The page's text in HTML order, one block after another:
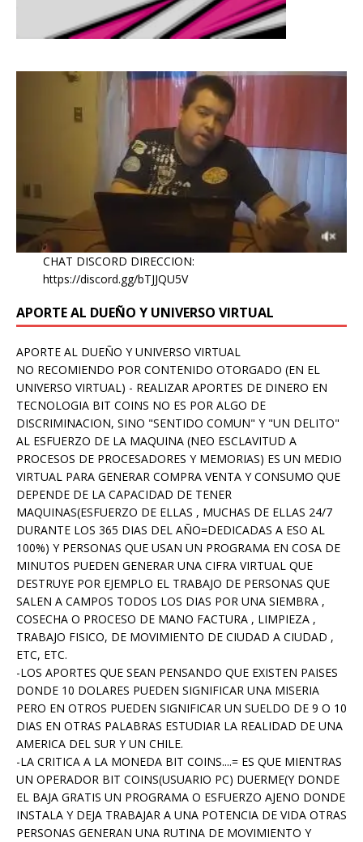
CHAT DISCORD DIRECCION:
https://discord.gg/bTJJQU5V
APORTE AL DUEÑO Y UNIVERSO VIRTUAL
APORTE AL DUEÑO Y UNIVERSO VIRTUAL
NO RECOMIENDO POR CONTENIDO OTORGADO (EN EL
UNIVERSO VIRTUAL) - REALIZAR APORTES DE DINERO EN
TECNOLOGIA BIT COINS NO ES POR ALGO DE
DISCRIMINACION, SINO "SENTIDO COMUN" Y "UN DELITO"
AL ESFUERZO DE LA MAQUINA (NEO ESCLAVITUD A
PROCESOS DE PROCESADORES Y MEMORIAS) ES UN MEDIO
VIRTUAL PARA GENERAR COMPRA VENTA Y CONSUMO QUE
DEPENDE DE LA CAPACIDAD DE TENER
MAQUINAS(ESFUERZO DE ELLAS , MUCHAS DE ELLAS 24/7
DURANTE LOS 365 DIAS DEL AÑO=DEDICADAS A ESO AL
100%) Y PERSONAS QUE USAN UN PROGRAMA EN COSA DE
MINUTOS PUEDEN GENERAR UNA CIFRA VIRTUAL QUE
DESTRUYE POR EJEMPLO EL TRABAJO DE PERSONAS QUE
SALEN A CAMPOS TODOS LOS DIAS POR UNA SIEMBRA ,
COSECHA O PROCESO DE MANO FACTURA , LIMPIEZA ,
TRABAJO FISICO, DE MOVIMIENTO DE CIUDAD A CIUDAD ,
ETC, ETC.
-LOS APORTES QUE SEAN PENSANDO QUE EXISTEN PAISES
DONDE 10 DOLARES PUEDEN SIGNIFICAR UNA MISERIA
PERO EN OTROS PUEDEN SIGNIFICAR UN SUELDO DE 9 O 10
DIAS EN OTRAS PALABRAS ESTUDIAR LA REALIDAD DE UNA
AMERICA DEL SUR Y UN CHILE.
-LA CRITICA A LA MONEDA BIT COINS....= ES QUE MIENTRAS
UN OPERADOR BIT COINS(USUARIO PC) DUERME(Y DONDE
EL BAJA GRATIS UN PROGRAMA O ESFUERZO AJENO DONDE
INSTALA Y DEJA TRABAJAR A UNA POTENCIA DE VIDA OTRAS
PERSONAS GENERAN UNA RUTINA DE MOVIMIENTO Y